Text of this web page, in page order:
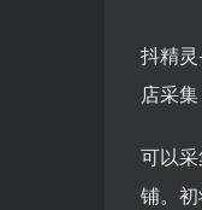
抖精
店采
可以
铺。